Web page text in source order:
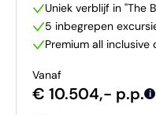
Uniek verblijf in "The
5 inbegrepen
Premium all inclusive
Vanaf
€ 10.504,- p.p. i